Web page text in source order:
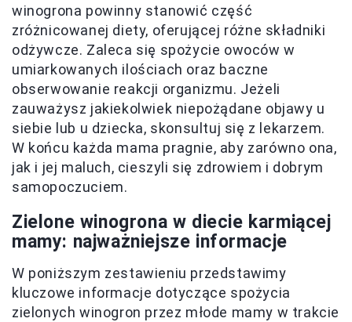
winogrona powinny stanowić część
zróżnicowanej diety, oferującej różne składniki
odżywcze. Zaleca się spożycie owoców w
umiarkowanych ilościach oraz baczne
obserwowanie reakcji organizmu. Jeżeli
zauważysz jakiekolwiek niepożądane objawy u
siebie lub u dziecka, skonsultuj się z lekarzem.
W końcu każda mama pragnie, aby zarówno ona,
jak i jej maluch, cieszyli się zdrowiem i dobrym
samopoczuciem.
Zielone winogrona w diecie karmiącej
mamy: najważniejsze informacje
W poniższym zestawieniu przedstawimy
kluczowe informacje dotyczące spożycia
zielonych winogron przez młode mamy w trakcie